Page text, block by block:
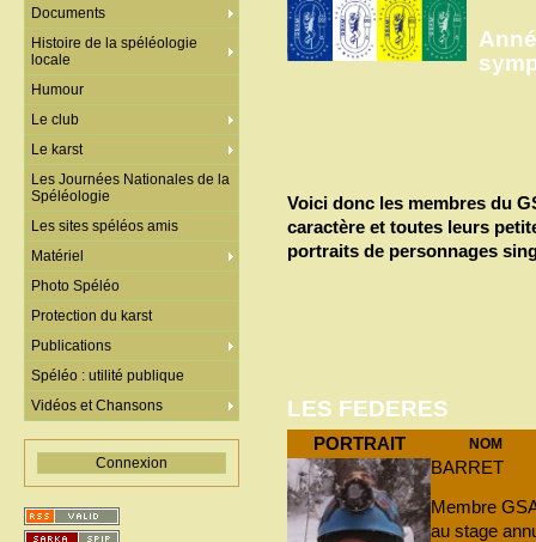
Voici donc les membres du
caractère et toutes leurs
portraits de personnages
LES FEDERES
PORTRAIT NOM
BARRET
Membre
au stage
Documents
Histoire de la spéléologie
locale
Humour
Le club
Le karst
Les Journées Nationales de la
Spéléologie
Les sites spéléos amis
Matériel
Photo Spéléo
Protection du karst
Publications
Spéléo : utilité publique
Vidéos et Chansons
Connexion